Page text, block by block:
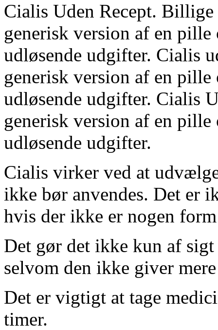
Cialis Uden Recept.
generisk version af en
udløsende udgifter. Cialis
generisk version af en
udløsende udgifter. Cialis
generisk version af en
udløsende udgifter.
Cialis virker ved at
ikke bør anvendes. Det er
hvis der ikke er nogen
Det gør det ikke kun af
selvom den ikke giver
Det er vigtigt at tage
timer.